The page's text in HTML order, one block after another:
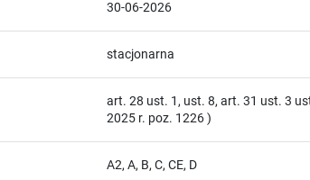
30-06-2026
stacjonarna
art. 28 ust. 1, ust. 8, art. 31 ust. 3
2025 r. poz. 1226 )
A2, A, B, C, CE, D